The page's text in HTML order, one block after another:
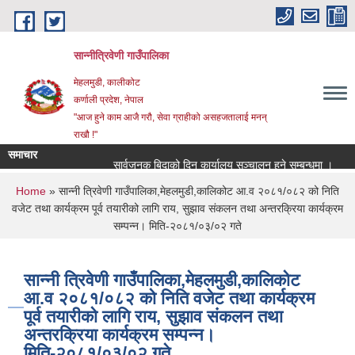
Skip to main content
सान्नीत्रिवेणी गाउँपालिका
मेहलमुडी, कालीकोट
कर्णाली प्रदेश, नेपाल
"आज हुने काम आजै गरौ, सेवा ग्राहीको असहजतालाई मनन्
राखौ !"
समाचार
सार्वजनुक बिदाको दिन कार्यालय सञ्चालन हुने सम्बन्धमा ।
You are here
Home » सान्नी त्रिवेणी गाउँपालिका,मेहलमुडी,कालिकोट आ.व २०८१/०८२ को निति
वजेट तथा कार्यक्रम पूर्व तयारीको लागि राय, सुझाव संकलन तथा अन्तरक्रिया कार्यक्रम
सम्पन्न। मिति-२०८१/०३/०२ गते
सान्नी त्रिवेणी गाउँपालिका,मेहलमुडी,कालिकोट
आ.व २०८१/०८२ को निति वजेट तथा कार्यक्रम
पूर्व तयारीको लागि राय, सुझाव संकलन तथा
अन्तरक्रिया कार्यक्रम सम्पन्न।